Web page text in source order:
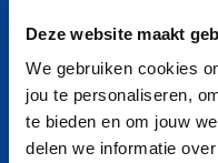
Deze website maakt
We gebruiken cookies
jou te personaliseren,
te bieden en om jouw
delen we informatie